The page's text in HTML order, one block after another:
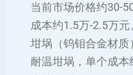
当前市场价格约‌30-
成本约‌1.5万-2.5万元‌
坩埚（钨钼合金材
耐温坩埚，单个成